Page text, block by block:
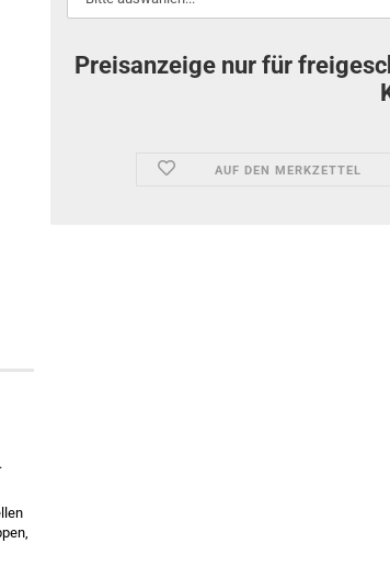
Preisanzeige nur für
AUF DEN MERKZETTEL